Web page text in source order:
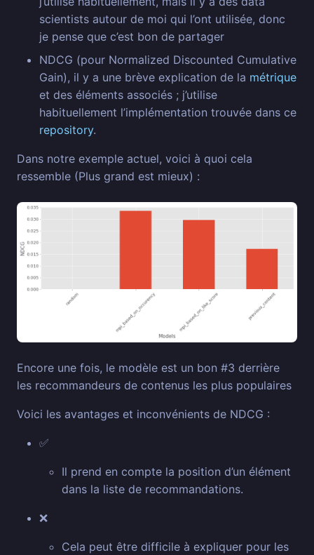
scientists autour de moi qui l’ont utilisée, donc
je pense que c’est bon de partager
NDCG (pour Normalized Discounted Cumulative
Gain), il y a une brève explication de la métrique
et des éléments associés ; j’utilise
habituellement l’implémentation trouvée dans ce
repository.
Dans notre exemple actuel, voici à quoi cela
ressemble (Plus grand est mieux) :
Encore une fois, le modèle est un bon #3 derrière
les recommandeurs de contenus les plus populaires
Voici les avantages et inconvénients de NDCG :
✅
Il prend en compte la position d’un élément
dans la liste de recommandations.
❌
Cela peut être difficile à expliquer pour les